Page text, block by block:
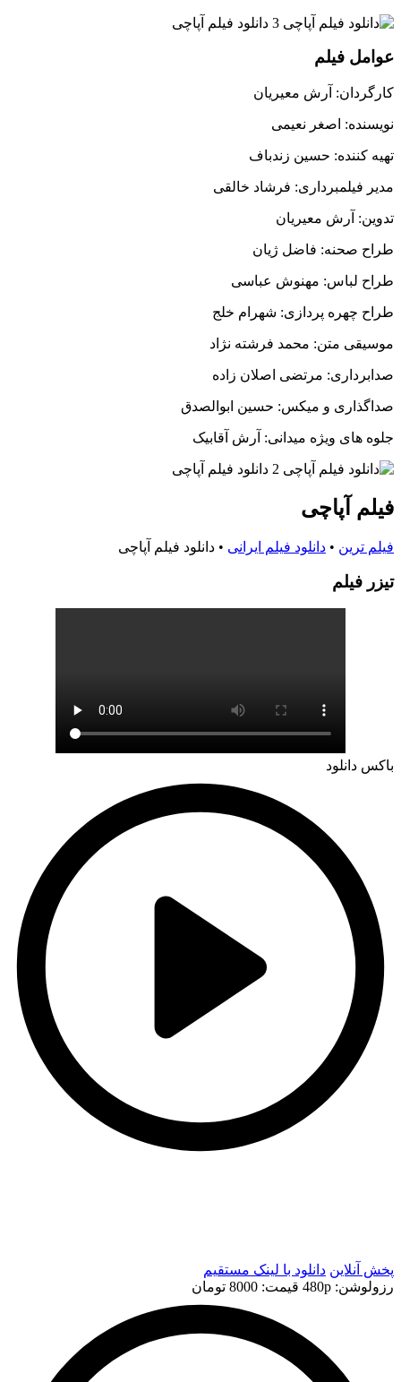
عوامل فیلم
کارگردان: آرش معیریان
نویسنده: اصغر نعیمی
تهیه کننده: حسین زندباف
مدیر فیلمبرداری: فرشاد خالقی
تدوین: آرش معیریان
طراح صحنه: فاضل ژیان
طراح لباس: مهنوش عباسی
طراح چهره پردازی: شهرام خلج
موسیقی متن: محمد فرشته نژاد
صدابرداری: مرتضی اصلان زاده
صداگذاری و میکس: حسین ابوالصدق
جلوه های ویژه میدانی: آرش آقابیک
فیلم آپاچی
فیلم ترین • دانلود فیلم ایرانی • دانلود فیلم آپاچی
تيزر فيلم
باکس دانلود
پخش آنلاین دانلود با لينک مستقيم
رزولوشن: 480p
قيمت: 8000 تومان